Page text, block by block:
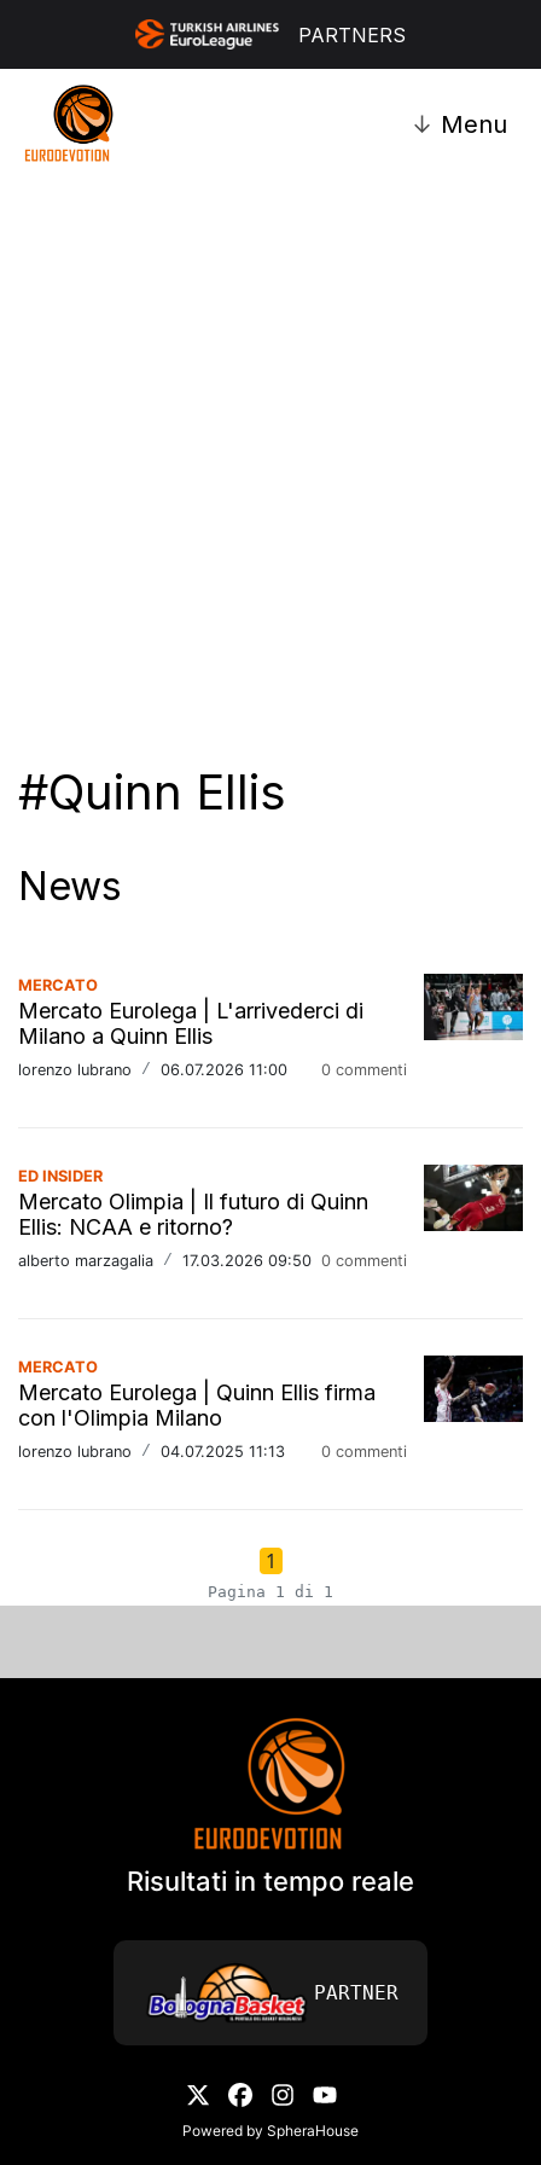
PARTNERS
↓ Menu
#Quinn Ellis
News
MERCATO
Mercato Eurolega | L'arrivederci di
Milano a Quinn Ellis
lorenzo lubrano / 06.07.2026 11:00 0 commenti
ED INSIDER
Mercato Olimpia | Il futuro di Quinn
Ellis: NCAA e ritorno?
alberto marzagalia / 17.03.2026 09:50 0 commenti
MERCATO
Mercato Eurolega | Quinn Ellis firma
con l'Olimpia Milano
lorenzo lubrano / 04.07.2025 11:13 0 commenti
1
Pagina 1 di 1
Risultati in tempo reale
PARTNER
Powered by SpheraHouse